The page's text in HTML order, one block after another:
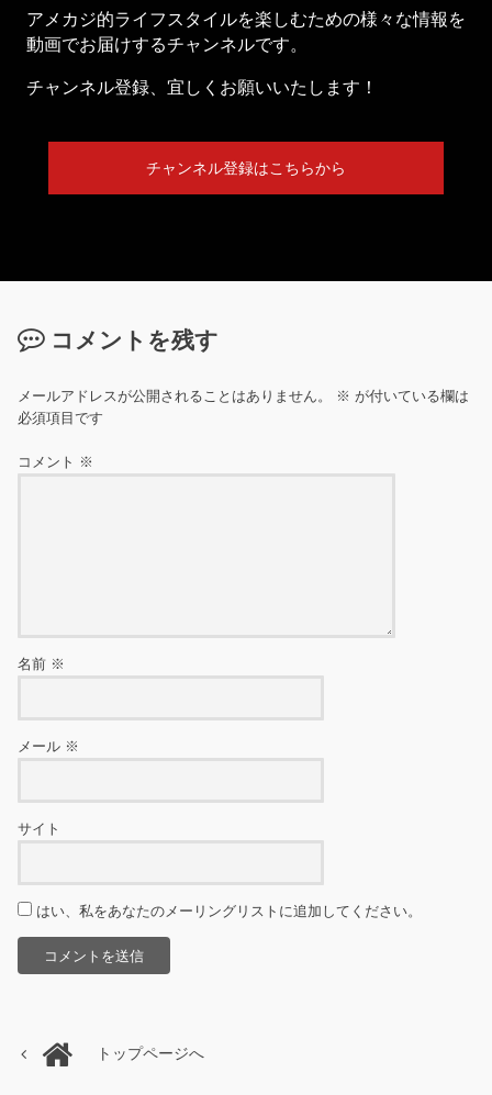
アメカジ的ライフスタイルを楽しむための様々な情報を
動画でお届けするチャンネルです。
チャンネル登録、宜しくお願いいたします！
チャンネル登録はこちらから
コメントを残す
メールアドレスが公開されることはありません。 ※ が付いている欄は
必須項目です
コメント ※
名前 ※
メール ※
サイト
はい、私をあなたのメーリングリストに追加してください。
トップページへ